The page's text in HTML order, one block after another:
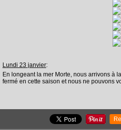
Lundi 23 janvier:
En longeant la mer Morte, nous arrivons à
fermé en cette saison et nous ne pouvons